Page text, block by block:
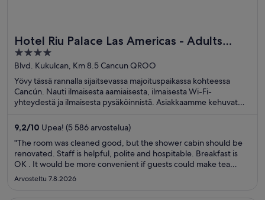
Hotel Riu Palace Las Americas - Adults
Only- All Inclusive
4
out
of
5
Blvd. Kukulcan, Km 8.5 Cancun QROO
Yövy tässä rannalla sijaitsevassa majoituspaikassa kohteessa
Cancún. Nauti ilmaisesta aamiaisesta, ilmaisesta Wi-Fi-
yhteydestä ja ilmaisesta pysäköinnistä. Asiakkaamme kehuvat
sijaitsevat La Islan ostoskeskus ja Delfinesin ranta, jotka ovat
suosittuja nähtävyyksiä.
9,2/10 Upea! (5 586 arvostelua)
"The room was cleaned good, but the shower cabin should be
renovated. Staff is helpful, polite and hospitable. Breakfast is
OK . It would be more convenient if guests could make tea
themselves not waiting until waiters ‘d bring it. The last night of
Arvosteltu 7.8.2026